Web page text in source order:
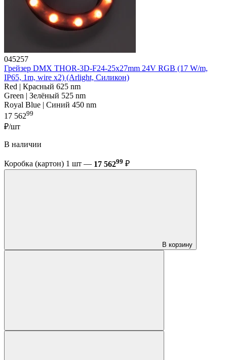
045257
Грейзер DMX THOR-3D-F24-25x27mm 24V RGB (17 W/m,
IP65, 1m, wire x2) (Arlight, Силикон)
Red | Красный 625 nm
Green | Зелёный 525 nm
Royal Blue | Синий 450 nm
17 56299
₽/шт
В наличии
Коробка (картон) 1 шт — 17 56299 ₽
В корзину